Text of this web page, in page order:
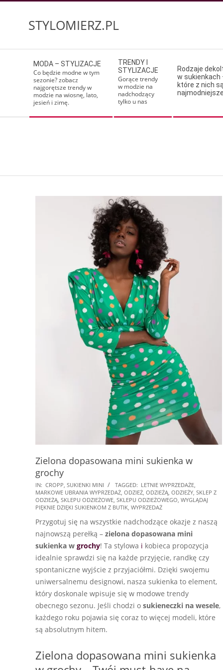
STYLOMIERZ.PL
Navigation
Menu
MODA – STYLIZACJE
Co będzie modne w tym
sezonie? zobacz
najgorętsze trendy w
modzie na wiosnę, lato,
jesień i zimę.
TRENDY I
STYLIZACJE
Gorące trendy
w modzie na
nadchodzący
tylko u nas
Rodzaje
w sukienkach
które z nich
Zielona dopasowana mini sukienka w
grochy
2025-
08-
31
IN: CROPP, SUKIENKI MINI TAGGED: LETNIE WYPRZEDAŻE,
MARKOWE UBRANIA WYPRZEDAŻ, ODZIEŻ, ODZIEŻĄ, ODZIEŻY, SKLEP Z
ODZIEŻĄ, SKLEPU ODZIEŻOWE, SKLEPU ODZIEŻOWEGO, WYGLĄDAJ
PIĘKNIE DZIĘKI SUKIENKOM Z BUTIK, WYPRZEDAŻ
Przygotuj się na wszystkie nadchodzące okazje z naszą
najnowszą perełką – zielona dopasowana mini
sukienka w grochy! Ta stylowa i kobieca propozycja
idealnie sprawdzi się na każde przyjęcie, randkę czy
spontaniczne wyjście z przyjaciółmi. Dzięki swojemu
uniwersalnemu designowi, nasza sukienka to element,
który doskonale wpisuje się w modowe trendy
obecnego sezonu. Jeśli chodzi o sukieneczki na wesele,
każdego roku pojawia się coraz to więcej modeli, które
są absolutnym hitem.
Zielona dopasowana mini sukienka